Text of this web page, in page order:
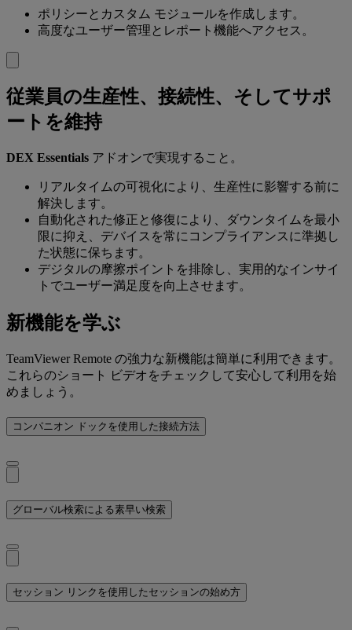
ポリシーとカスタム モジュールを作成します。
高度なユーザー管理とレポート機能へアクセス。
従業員の生産性、接続性、そしてサポ
ートを維持
DEX Essentials アドオンで実現すること。
リアルタイムの可視化により、生産性に影響する前に
解決します。
自動化された修正と修復により、ダウンタイムを最小
限に抑え、デバイスを常にコンプライアンスに準拠し
た状態に保ちます。
デジタルの摩擦ポイントを排除し、実用的なインサイ
トでユーザー満足度を向上させます。
新機能を学ぶ
TeamViewer Remote の強力な新機能は簡単に利用できます。
これらのショート ビデオをチェックして安心して利用を始
めましょう。
コンパニオン ドックを使用した接続方法
グローバル検索による素早い検索
セッション リンクを使用したセッションの始め方